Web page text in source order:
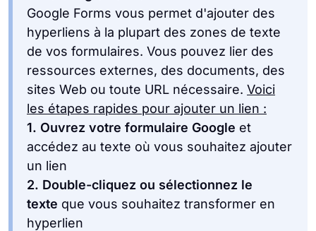
Google Forms vous permet d'ajouter des
hyperliens à la plupart des zones de texte
de vos formulaires. Vous pouvez lier des
ressources externes, des documents, des
sites Web ou toute URL nécessaire. Voici
les étapes rapides pour ajouter un lien :
1. Ouvrez votre formulaire Google et
accédez au texte où vous souhaitez ajouter
un lien
2. Double-cliquez ou sélectionnez le
texte que vous souhaitez transformer en
hyperlien